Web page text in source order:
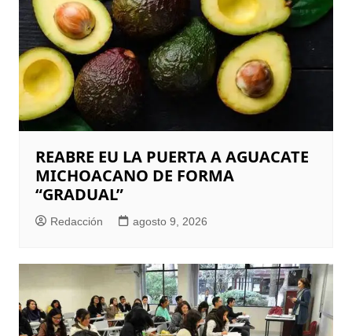
REABRE EU LA PUERTA A AGUACATE
MICHOACANO DE FORMA
“GRADUAL”
Redacción agosto 9, 2026